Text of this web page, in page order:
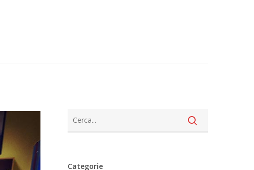
Categorie